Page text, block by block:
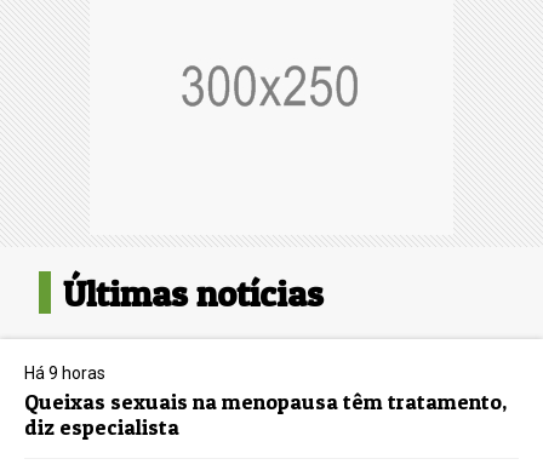
Últimas notícias
Há 9 horas
Queixas sexuais na menopausa têm tratamento,
diz especialista